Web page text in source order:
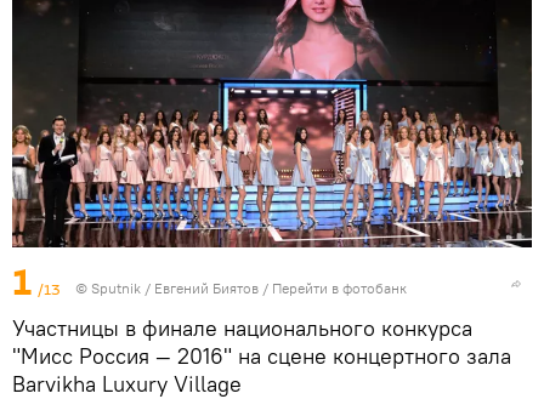
1 /13 © Sputnik / Евгений Биятов / Перейти в фотобанк
Участницы в финале национального конкурса
"Мисс Россия — 2016" на сцене концертного зала
Barvikha Luxury Village